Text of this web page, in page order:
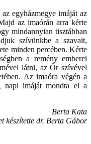
egyházmegye imáját az
az imaórán arra kérte
mindannyian tisztábban
szívünkbe a szavait,
minden percében. Kérte
a remény emberei
látni, az Őr szívével
Az imaóra végén a
napi imáját mondta el a
Berta Kata
készítette dr. Berta Gábor